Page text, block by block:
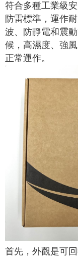
符合多種工業級
防雷標準，運作
波、防靜電和震
候，高濕度、強
正常運作。
首先，外觀是可回